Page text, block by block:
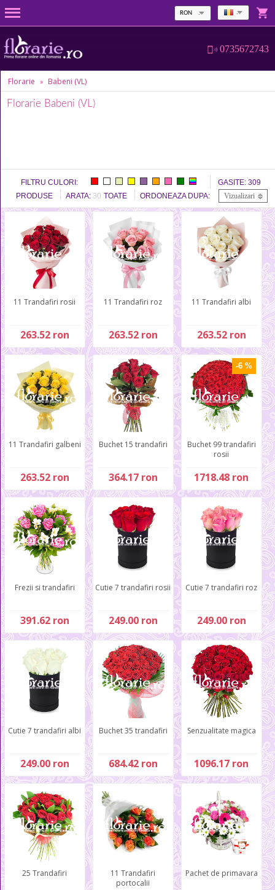
RON
0735672743
Florarie » Babeni (VL)
Florarie Babeni (VL)
FILTRU CULORI: GASITE: 309
PRODUSE
ARATA: 30 TOATE ORDONEAZA DUPA: Vizualizari
11 Trandafiri rosii
263.52 ron
11 Trandafiri roz
263.52 ron
11 Trandafiri albi
263.52 ron
11 Trandafiri galbeni
263.52 ron
Buchet 15 trandafiri
364.17 ron
-6 %
Buchet 99 trandafiri
rosii
1718.48 ron
Frezii si trandafiri
391.62 ron
Cutie 7 trandafiri rosii
249.00 ron
Cutie 7 trandafiri roz
249.00 ron
Cutie 7 trandafiri albi
249.00 ron
Buchet 35 trandafiri
684.42 ron
Senzualitate magica
1096.17 ron
25 Trandafiri
11 Trandafiri
portocalii
Pachet de primavara